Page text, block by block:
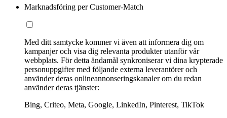
Marknadsföring per Customer-Match
Med ditt samtycke kommer vi även att informera dig om
kampanjer och visa dig relevanta produkter utanför vår
webbplats. För detta ändamål synkroniserar vi dina krypterade
personuppgifter med följande externa leverantörer och
använder deras onlineannonseringskanaler om du redan
använder deras tjänster:
Bing, Criteo, Meta, Google, LinkedIn, Pinterest, TikTok